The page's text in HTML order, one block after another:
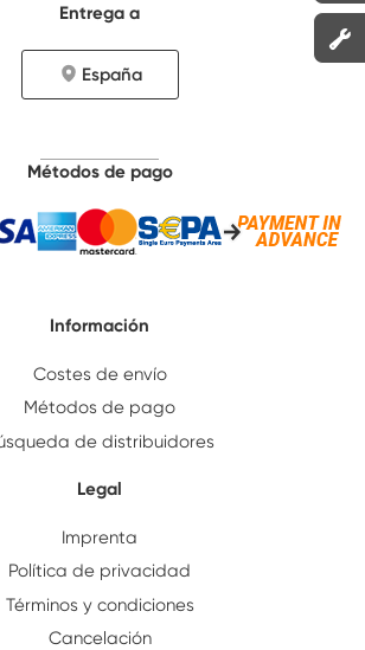
Entrega a
España
Métodos de pago
Información
Costes de envío
Métodos de pago
de distribuidores
Legal
Imprenta
Política de privacidad
Términos y condiciones
Cancelación